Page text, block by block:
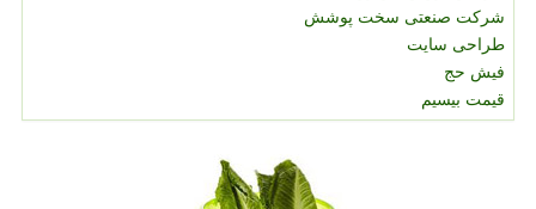
شرکت صنعتی سخت پوشش
طراحی سایت
فیش حج
قیمت بیسیم